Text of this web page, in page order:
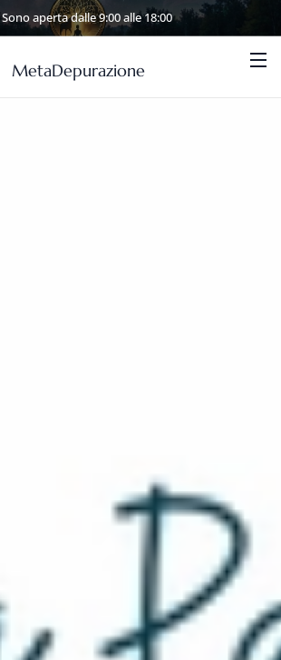
Sono aperta dalle 9:00 alle 18:00
MetaDepurazione